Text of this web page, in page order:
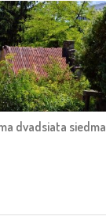
dvadsiata siedma